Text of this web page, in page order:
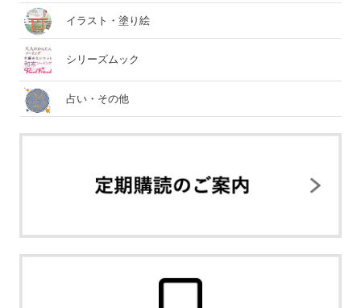
イラスト・塗り絵
シリーズムック
占い・その他